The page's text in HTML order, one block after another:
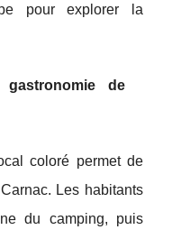
pour explorer la
de
coloré permet de
Les habitants
du camping, puis